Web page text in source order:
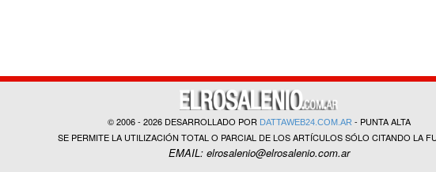
© 2006 - 2026 DESARROLLADO POR DATTAWEB24.COM.AR- PUNTA ALTA
SE PERMITE LA UTILIZACIÓN TOTAL O PARCIAL DE LOS ARTÍCULOS SÓLO CITANDO LA
EMAIL: elrosalenio@elrosalenio.com.ar